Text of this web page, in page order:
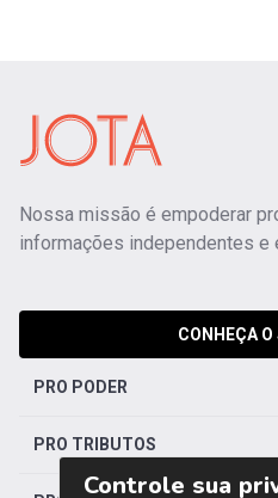
Nossa missão é empoderar
informações independentes e
CONHEÇA
PRO PODER
PRO TRIBUTOS